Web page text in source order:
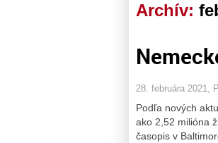
Archív:
28. februára 2021,
Podľa nových
ako 2,52 milióna
časopis v